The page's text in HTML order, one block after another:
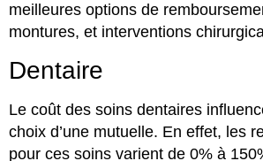
meilleures options de
montures, et interventions
Dentaire
Le coût des soins dentaires
choix d’une mutuelle. En effet, les
pour ces soins varient de 0% à